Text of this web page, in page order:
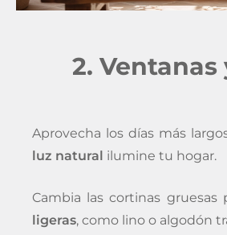
2.
Aprovecha los días más
luz natural ilumine tu hogar.
Cambia las cortinas gruesas
ligeras, como lino o algodón